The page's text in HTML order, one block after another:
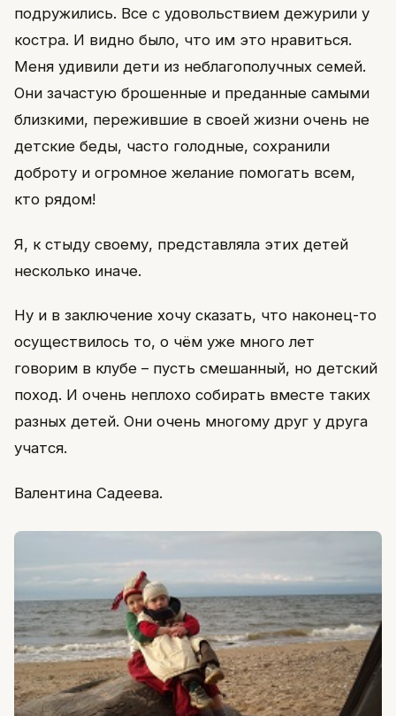
подружились. Все с удовольствием дежурили у
костра. И видно было, что им это нравиться.
Меня удивили дети из неблагополучных семей.
Они зачастую брошенные и преданные самыми
близкими, пережившие в своей жизни очень не
детские беды, часто голодные, сохранили
доброту и огромное желание помогать всем,
кто рядом!
Я, к стыду своему, представляла этих детей
несколько иначе.
Ну и в заключение хочу сказать, что наконец-то
осуществилось то, о чём уже много лет
говорим в клубе – пусть смешанный, но детский
поход. И очень неплохо собирать вместе таких
разных детей. Они очень многому друг у друга
учатся.
Валентина Садеева.